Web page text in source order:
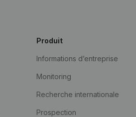
Produit
Informations d’entreprise
Monitoring
Recherche internationale
Prospection